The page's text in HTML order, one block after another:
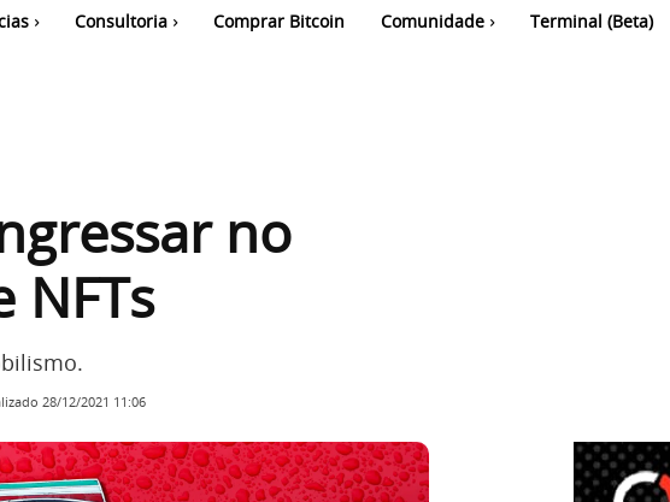
Consultoria Comprar Bitcoin Comunidade Terminal (Beta)
no
NFTs
28/12/2021 11:06